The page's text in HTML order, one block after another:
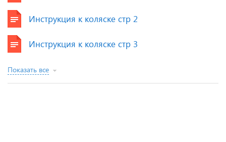
Инструкция к коляске стр 2
Инструкция к коляске стр 3
Показать все